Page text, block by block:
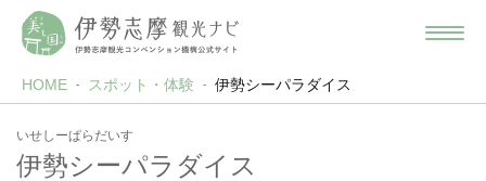
HOME スポット・体験 伊勢シーパラダイス
いせしーぱらだいす
伊勢シーパラダイス